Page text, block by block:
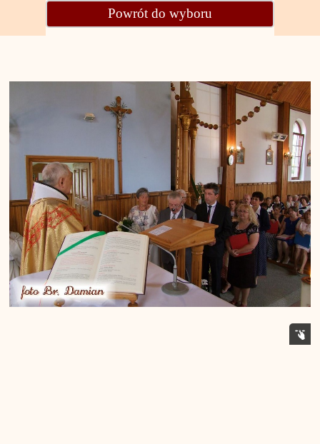
Powrót do wyboru